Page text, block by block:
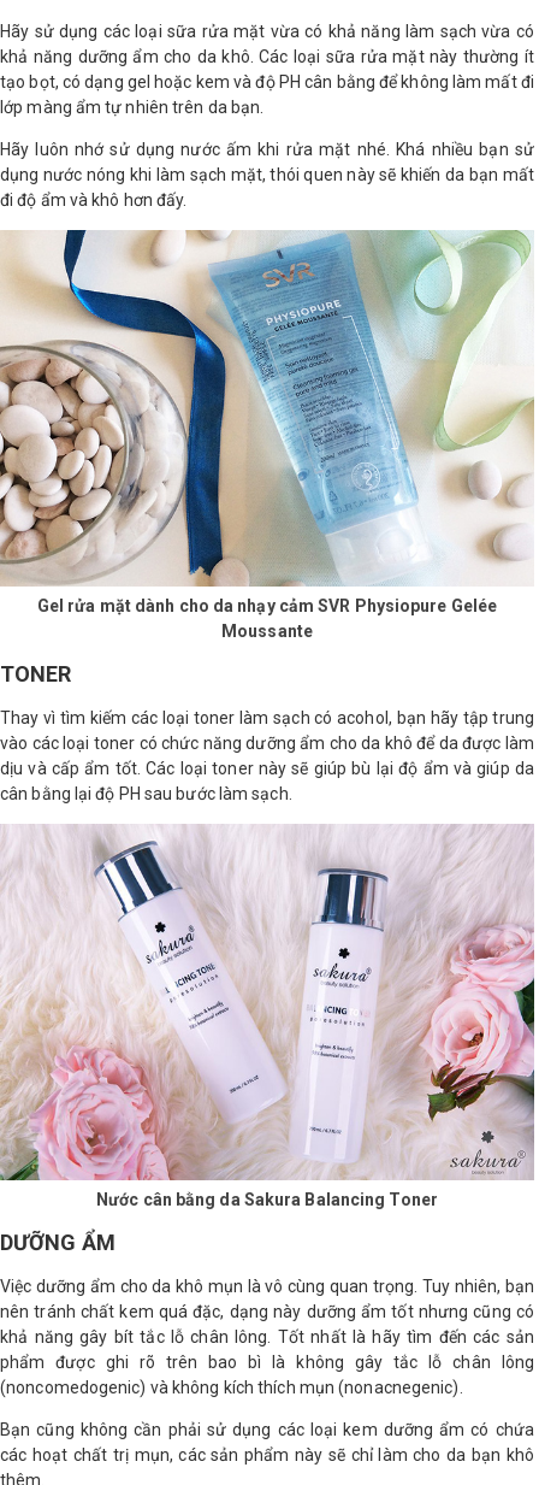
Hãy sử dụng các loại sữa rửa mặt vừa có khả năng làm sạch vừa có
khả năng dưỡng ẩm cho da khô. Các loại sữa rửa mặt này thường ít
tạo bọt, có dạng gel hoặc kem và độ PH cân bằng để không làm mất đi
lớp màng ẩm tự nhiên trên da bạn.
Hãy luôn nhớ sử dụng nước ấm khi rửa mặt nhé. Khá nhiều bạn sử
dụng nước nóng khi làm sạch mặt, thói quen này sẽ khiến da bạn mất
đi độ ẩm và khô hơn đấy.
Gel rửa mặt dành cho da nhạy cảm SVR Physiopure Gelée
Moussante
TONER
Thay vì tìm kiếm các loại toner làm sạch có acohol, bạn hãy tập trung
vào các loại toner có chức năng dưỡng ẩm cho da khô để da được làm
dịu và cấp ẩm tốt. Các loại toner này sẽ giúp bù lại độ ẩm và giúp da
cân bằng lại độ PH sau bước làm sạch.
Nước cân bằng da Sakura Balancing Toner
DƯỠNG ẨM
Việc dưỡng ẩm cho da khô mụn là vô cùng quan trọng. Tuy nhiên, bạn
nên tránh chất kem quá đặc, dạng này dưỡng ẩm tốt nhưng cũng có
khả năng gây bít tắc lỗ chân lông. Tốt nhất là hãy tìm đến các sản
phẩm được ghi rõ trên bao bì là không gây tắc lỗ chân lông
(noncomedogenic) và không kích thích mụn (nonacnegenic).
Bạn cũng không cần phải sử dụng các loại kem dưỡng ẩm có chứa
các hoạt chất trị mụn, các sản phẩm này sẽ chỉ làm cho da bạn khô
thêm.